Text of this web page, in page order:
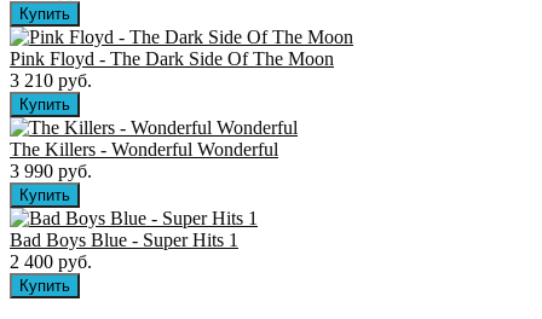
Pink Floyd - The Dark Side Of The Moon
3 210 руб.
The Killers ‎- Wonderful Wonderful
3 990 руб.
Bad Boys Blue - Super Hits 1
2 400 руб.